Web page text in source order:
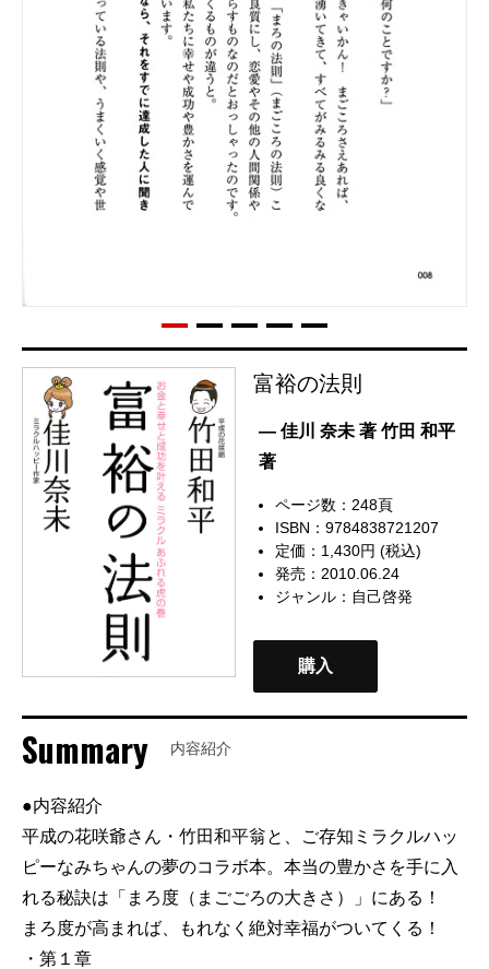
富裕の法則
— 佳川 奈未 著 竹田 和平
著
ページ数：248頁
ISBN：9784838721207
定価：1,430円 (税込)
発売：2010.06.24
ジャンル： 自己啓発
購入
Summary 内容紹介
●内容紹介
平成の花咲爺さん・竹田和平翁と、ご存知ミラクルハッ
ピーなみちゃんの夢のコラボ本。本当の豊かさを手に入
れる秘訣は「まろ度（まごごろの大きさ）」にある！
まろ度が高まれば、もれなく絶対幸福がついてくる！
・第１章